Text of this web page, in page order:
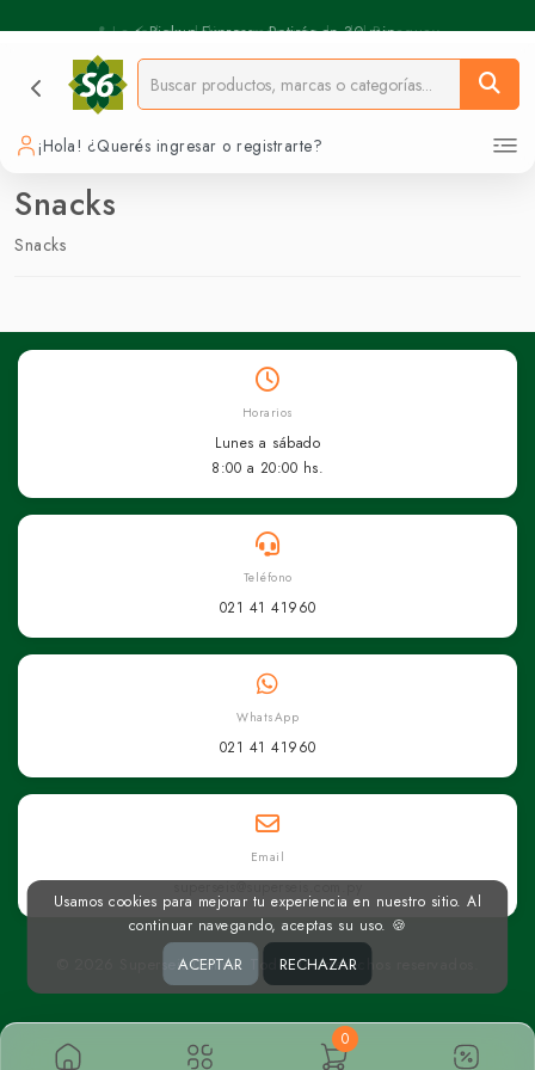
📍 La red de delivery más grande del Paraguay.
⚡️ Pickup Express - Retirás en 30 min.
¡Hola! ¿Querés ingresar o registrarte?
Snacks
Snacks
0
Horarios
Lunes a sábado
8:00 a 20:00 hs.
Teléfono
021 41 41960
WhatsApp
021 41 41960
Email
superseis@superseis.com.py
© 2026 Superseis Online. Todos los derechos reservados.
Usamos cookies para mejorar tu experiencia en nuestro sitio. Al
continuar navegando, aceptas su uso. 🍪
ACEPTAR RECHAZAR